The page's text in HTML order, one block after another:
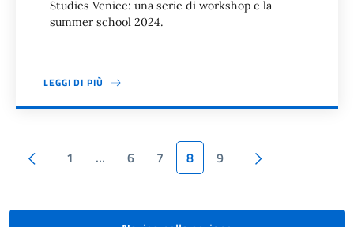
Studies Venice: una serie di workshop e la
summer school 2024.
LEGGI DI PIÙ
Paginazione
Pagina precedente
1 … 6 7 8 9